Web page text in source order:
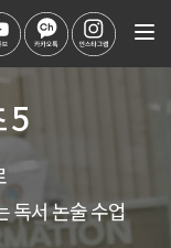
5
독서 논술 수업